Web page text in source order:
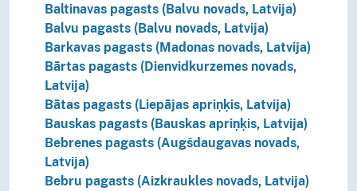
Baltinavas pagasts (Balvu novads, Latvija)
Balvu pagasts (Balvu novads, Latvija)
Barkavas pagasts (Madonas novads, Latvija)
Bārtas pagasts (Dienvidkurzemes novads,
Latvija)
Bātas pagasts (Liepājas apriņķis, Latvija)
Bauskas pagasts (Bauskas apriņķis, Latvija)
Bebrenes pagasts (Augšdaugavas novads,
Latvija)
Bebru pagasts (Aizkraukles novads, Latvija)